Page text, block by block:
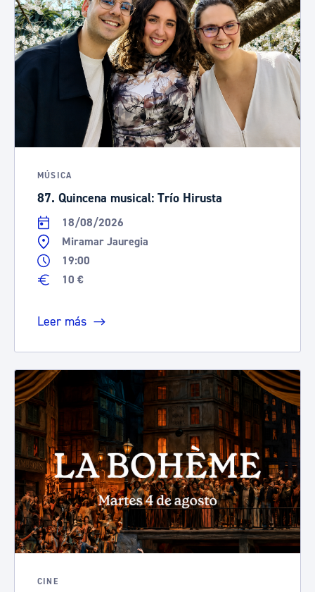
MÚSICA
87. Quincena musical: Trío Hirusta
18/08/2026
Miramar Jauregia
19:00
10 €
Leer más
CINE